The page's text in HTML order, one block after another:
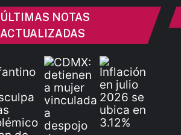
ÚLTIMAS NOTAS
ACTUALIZADAS